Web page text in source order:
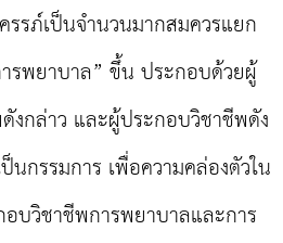
รภ์เป็นจำนวนมากสมควรแยก
รพยาบาล” ขึ้น ประกอบด้วยผู้
งกล่าว และผู้ประกอบวิชาชีพดัง
นกรรมการ เพื่อความคล่องตัวใน
บวิชาชีพการพยาบาลและการ